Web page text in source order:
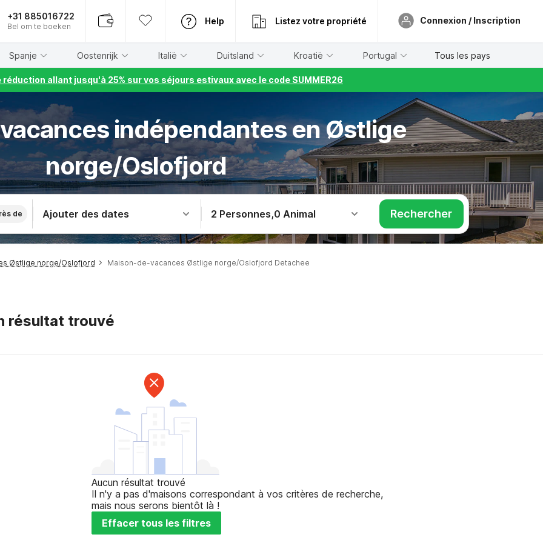
+31 885016722
Bel om te boeken
Help Listez votre propriété Connexion / Inscription
Spanje Oostenrijk Italië Duitsland Kroatië Portugal Tous les pays
allant jusqu'à 25% sur vos séjours estivaux avec le code SUMMER26
indépendantes en Østlige
norge/Oslofjord
de Ajouter des dates 2 Personnes,0 Animal Rechercher
Østlige norge/Oslofjord Maison-de-vacances Østlige norge/Oslofjord Detachee
résultat trouvé
Aucun résultat trouvé
Il n'y a pas d'maisons correspondant à vos critères de recherche,
mais nous serons bientôt là !
Effacer tous les filtres